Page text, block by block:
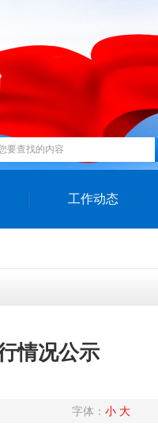
工作动态
情况公示
字体：小 大